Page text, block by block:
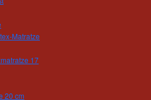
Matratze
17
20 cm
+49 (0)3722 - 85 150
erreichen Sie uns: